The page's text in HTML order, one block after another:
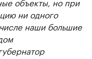
ни одного
наши большие